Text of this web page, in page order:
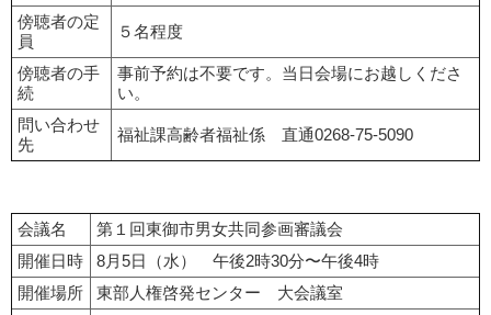
傍聴者の定
員
５名程度
傍聴者の手
続
事前予約は不要です。当日会場にお越しくださ
い。
問い合わせ
先
福祉課高齢者福祉係 直通0268-75-5090
会議名
第１回東御市男女共同参画審議会
開催日時
8月5日（水） 午後2時30分〜午後4時
開催場所
東部人権啓発センター 大会議室